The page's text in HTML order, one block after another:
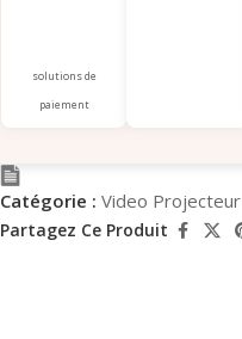
solutions de
paiement
Catégorie : Video Projecteur
Partagez Ce Produit